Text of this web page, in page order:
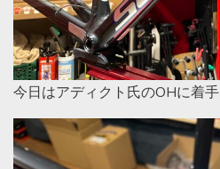
今日はアディクト氏のOHに着手